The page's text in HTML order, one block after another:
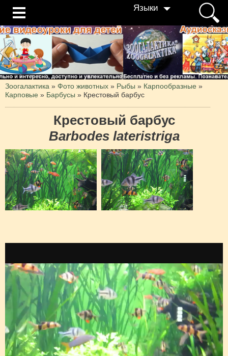
Языки
Зоогалактика » Фото животных » Рыбы » Карпообразные »
Карповые » Барбусы » Крестовый барбус
Крестовый барбус
Barbodes lateristriga